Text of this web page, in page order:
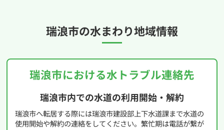
瑞浪市の水まわり地域情報
瑞浪市における水トラブル連絡先
瑞浪市内での水道の利用開始・解約
瑞浪市へ転居する際には瑞浪市建設部上下水道課まで水道の
使用開始や解約の連絡をしてください。繁忙期は電話が繋が